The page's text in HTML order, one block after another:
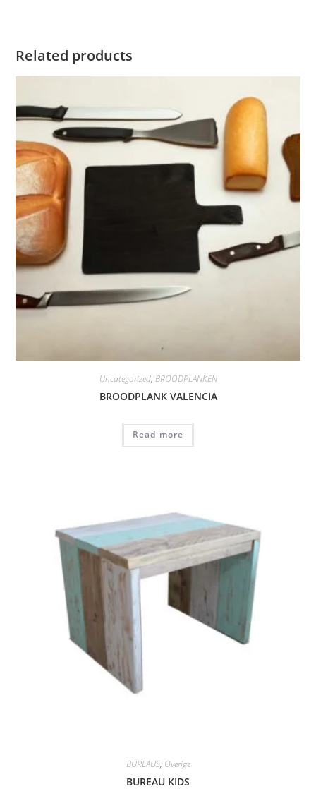
Related products
Uncategorized, BROODPLANKEN
BROODPLANK VALENCIA
Read more
BUREAUS, Overige
BUREAU KIDS